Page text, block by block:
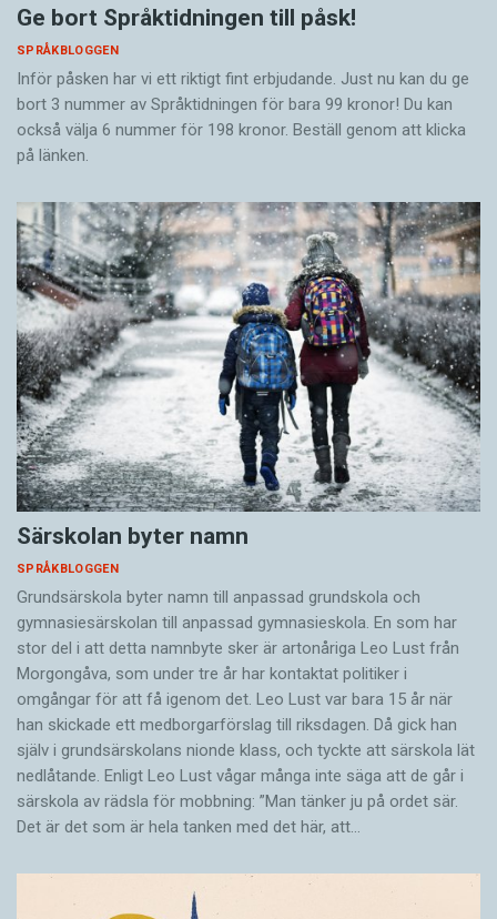
Ge bort Språktidningen till påsk!
SPRÅKBLOGGEN
Inför påsken har vi ett riktigt fint erbjudande. Just nu kan du ge
bort 3 nummer av Språktidningen för bara 99 kronor! Du kan
också välja 6 nummer för 198 kronor. Beställ genom att klicka
på länken.
Särskolan byter namn
SPRÅKBLOGGEN
Grundsärskola byter namn till anpassad grundskola och
gymnasiesärskolan till anpassad gymnasieskola. En som har
stor del i att detta namnbyte sker är artonåriga Leo Lust från
Morgongåva, som under tre år har kontaktat politiker i
omgångar för att få igenom det. Leo Lust var bara 15 år när
han skickade ett medborgarförslag till riksdagen. Då gick han
själv i grundsärskolans nionde klass, och tyckte att särskola lät
nedlåtande. Enligt Leo Lust vågar många inte säga att de går i
särskola av rädsla för mobbning: ”Man tänker ju på ordet sär.
Det är det som är hela tanken med det här, att…